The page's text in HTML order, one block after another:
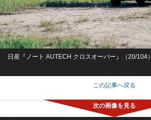
日産『ノート AUTECH クロスオーバー』（20/104）
この記事へ戻る